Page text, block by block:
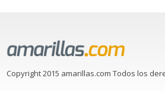
Copyright 2015 amarillas.com Todos los